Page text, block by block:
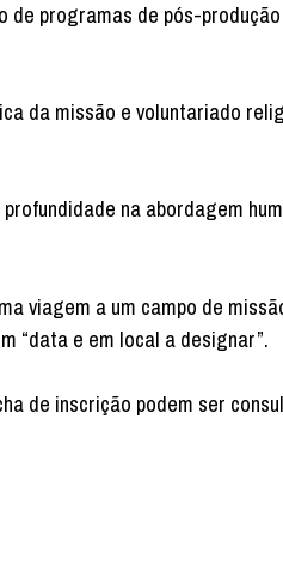
programas de pós-
da missão e voluntariado
na abordagem
viagem a um campo de
“data e em local a designar”.
de inscrição podem ser